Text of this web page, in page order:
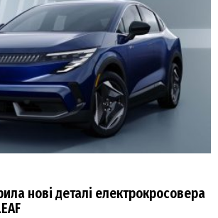
нові деталі електрокросовера